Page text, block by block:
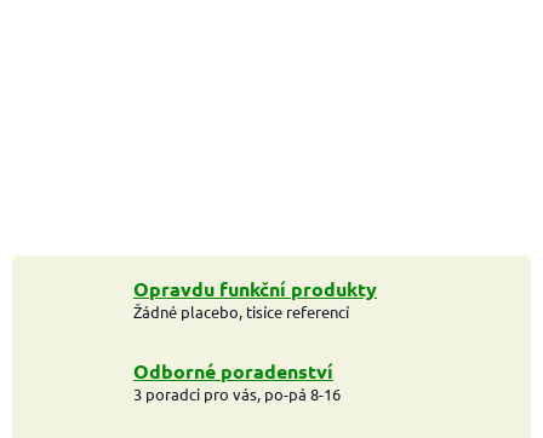
Opravdu funkční produkty
Žádné placebo, tisíce referencí
Odborné poradenství
3 poradci pro vás, po-pá 8-16